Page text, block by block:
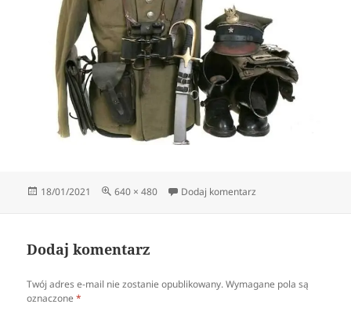
Data
18/01/2021
Pełny
640 × 480 Dodaj komentarz
Dodaj komentarz
Twój adres e-mail nie zostanie opublikowany. Wymagane pola są
oznaczone*